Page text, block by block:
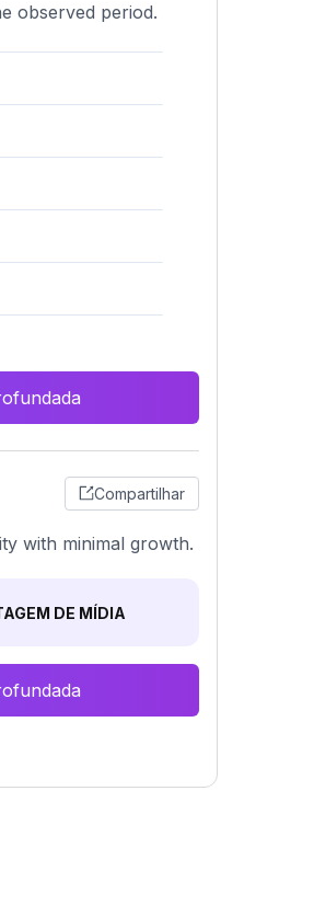
observed period.
Compartilhar
with minimal growth.
DE MÍDIA